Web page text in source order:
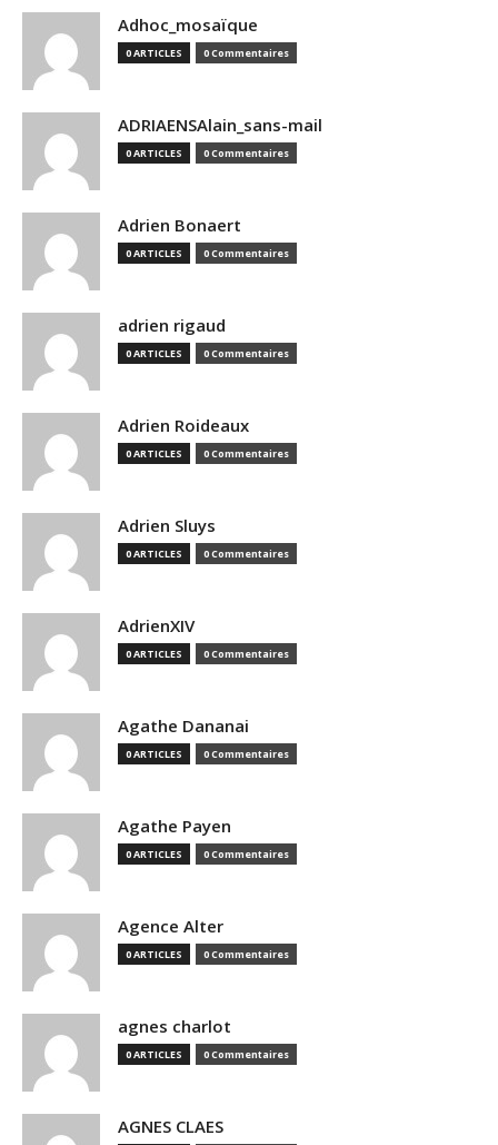
Adhoc_mosaïque
0 ARTICLES 0 Commentaires
ADRIAENSAlain_sans-mail
0 ARTICLES 0 Commentaires
Adrien Bonaert
0 ARTICLES 0 Commentaires
adrien rigaud
0 ARTICLES 0 Commentaires
Adrien Roideaux
0 ARTICLES 0 Commentaires
Adrien Sluys
0 ARTICLES 0 Commentaires
AdrienXIV
0 ARTICLES 0 Commentaires
Agathe Dananai
0 ARTICLES 0 Commentaires
Agathe Payen
0 ARTICLES 0 Commentaires
Agence Alter
0 ARTICLES 0 Commentaires
agnes charlot
0 ARTICLES 0 Commentaires
AGNES CLAES